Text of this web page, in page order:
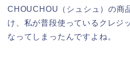
CHOUCHOU（シュシュ）の商
け、私が普段使っているクレジ
なってしまったんですよね。